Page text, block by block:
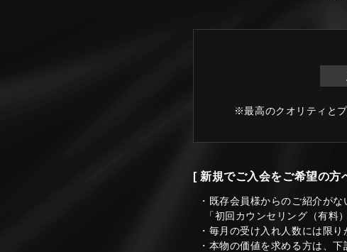
※最高のクオリティと
[ 新規でご入会をご希望の方
・既存会員様からのご紹介が
「初回カウンセリング（有料
・毎月の受け入れ人数には限り
・本物の価値を求める方は、